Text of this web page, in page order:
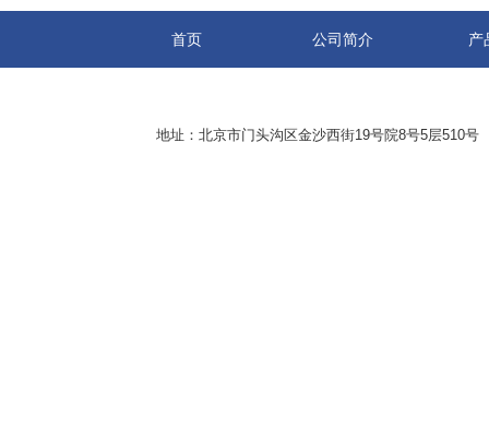
首页 公司简介 产
地址：北京市门头沟区金沙西街19号院8号5层510